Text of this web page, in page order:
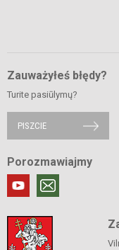
Zauważyłeś błędy?
Turite pasiūlymų?
PISZCIE
Porozmawiajmy